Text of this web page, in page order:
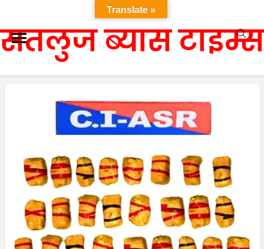
सतलुज ब्यास टाइम्स
Translate »